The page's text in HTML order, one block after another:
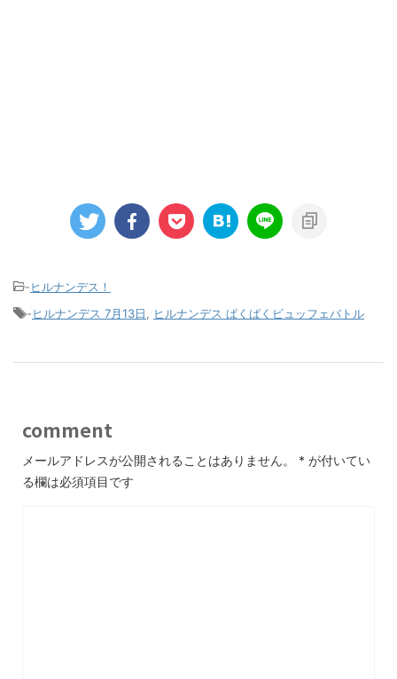
-ヒルナンデス！
-ヒルナンデス 7月13日 ヒルナンデス ぱくぱくビュッフェバトル
comment
メールアドレスが公開されることはありません。 * が付いてい
る欄は必須項目です